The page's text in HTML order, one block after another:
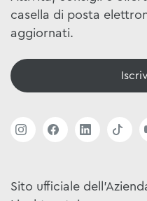
casella di posta
aggiornati.
Sito ufficiale